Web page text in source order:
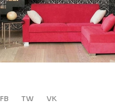
FB TW VK